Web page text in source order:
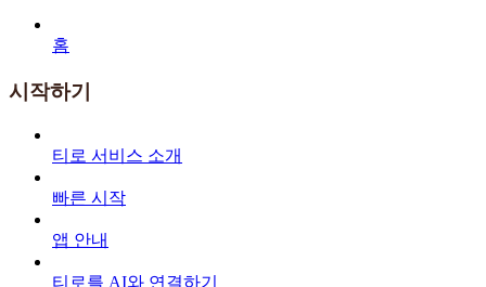
홈
시작하기
티로 서비스 소개
빠른 시작
앱 안내
티로를 AI와 연결하기